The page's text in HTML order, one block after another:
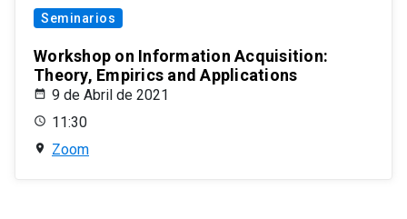
Seminarios
Workshop on Information Acquisition:
Theory, Empirics and Applications
9 de Abril de 2021
11:30
Zoom